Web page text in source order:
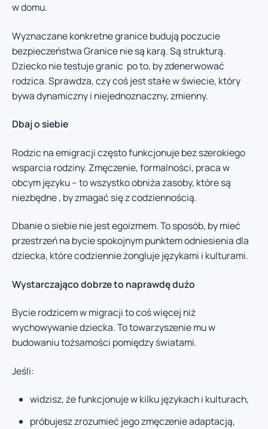
w domu.
Wyznaczane konkretne granice budują poczucie
bezpieczeństwa Granice nie są karą. Są strukturą.
Dziecko nie testuje granic po to, by zdenerwować
rodzica. Sprawdza, czy coś jest stałe w świecie, który
bywa dynamiczny i niejednoznaczny, zmienny.
Dbaj o siebie
Rodzic na emigracji często funkcjonuje bez szerokiego
wsparcia rodziny. Zmęczenie, formalności, praca w
obcym języku – to wszystko obniża zasoby, które są
niezbędne , by zmagać się z codziennością.
Dbanie o siebie nie jest egoizmem. To sposób, by mieć
przestrzeń na bycie spokojnym punktem odniesienia dla
dziecka, które codziennie żongluje językami i kulturami.
Wystarczająco dobrze to naprawdę dużo
Bycie rodzicem w migracji to coś więcej niż
wychowywanie dziecka. To towarzyszenie mu w
budowaniu tożsamości pomiędzy światami.
Jeśli:
widzisz, że funkcjonuje w kilku językach i kulturach,
próbujesz zrozumieć jego zmęczenie adaptacją,